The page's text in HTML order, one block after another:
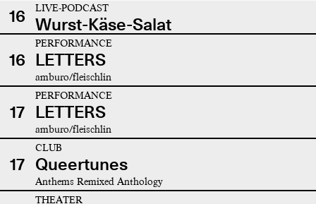
16 LIVE-PODCAST
Wurst-Käse-Salat
16
PERFORMANCE
LETTERS
amburo/fleischlin
17
PERFORMANCE
LETTERS
amburo/fleischlin
17
CLUB
Queertunes
Anthems Remixed Anthology
THEATER